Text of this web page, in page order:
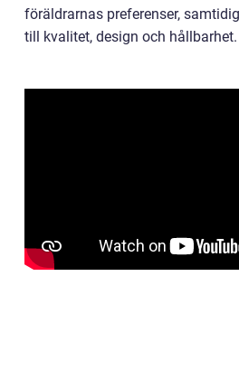
föräldrarnas preferenser,
till kvalitet, design och hållbarhet.